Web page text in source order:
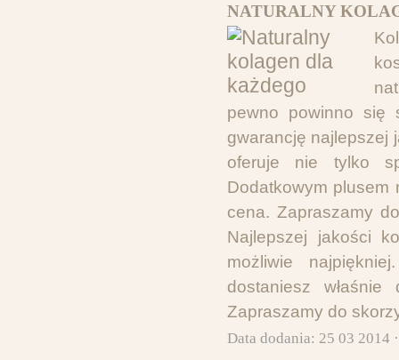
NATURALNY
pewno powinno się
gwarancję najlepszej
oferuje nie tylko
Dodatkowym plusem
cena. Zapraszamy
Najlepszej jakości
możliwie
dostaniesz
Zapraszamy do
Data dodania: 25 03 2014